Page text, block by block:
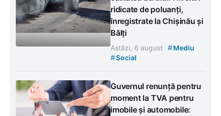
ridicate de poluanți,
înregistrate la Chișinău și
Bălți
Astăzi, 6 august #Mediu
#Social
Guvernul renunță pentru
moment la TVA pentru
imobile și automobile: